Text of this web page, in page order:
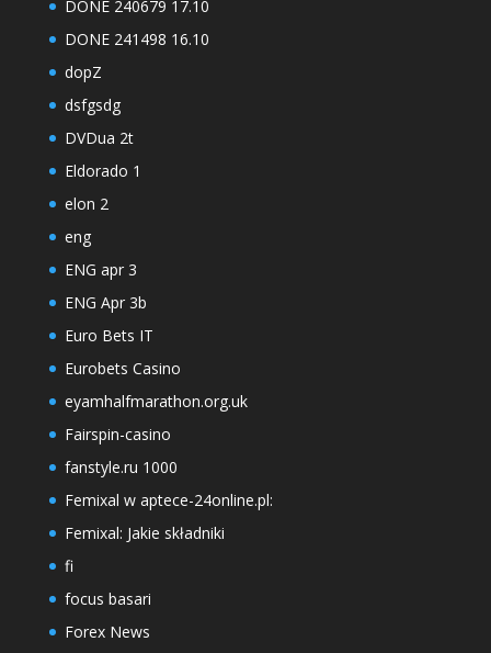
DONE 240679 17.10
DONE 241498 16.10
dopZ
dsfgsdg
DVDua 2t
Eldorado 1
elon 2
eng
ENG apr 3
ENG Apr 3b
Euro Bets IT
Eurobets Casino
eyamhalfmarathon.org.uk
Fairspin-casino
fanstyle.ru 1000
Femixal w aptece-24online.pl:
Femixal: Jakie składniki
fi
focus basari
Forex News